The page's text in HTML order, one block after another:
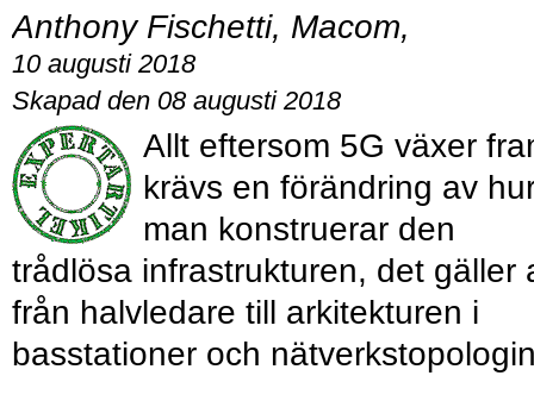
Anthony Fischetti, Macom,
10 augusti 2018
Skapad den 08 augusti 2018
Allt eftersom 5G växer
krävs en förändring av
man konstruerar den
trådlösa infrastrukturen, det gäller
från halvledare till arkitekturen i
basstationer och